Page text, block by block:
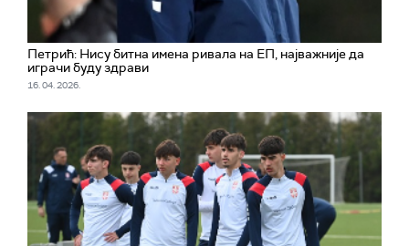
Петрић: Нису битна имена ривала на ЕП, најважније да
играчи буду здрави
16. 04. 2026.